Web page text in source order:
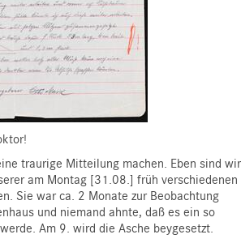
traurige Mitteilung machen. Eben sind wir
am Montag [31.08.] früh verschiedenen
Sie war ca. 2 Monate zur Beobachtung
und niemand ahnte, daß es ein so
Am 9. wird die Asche beygesetzt.